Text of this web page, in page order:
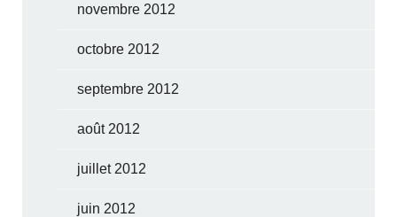
novembre 2012
octobre 2012
septembre 2012
août 2012
juillet 2012
juin 2012